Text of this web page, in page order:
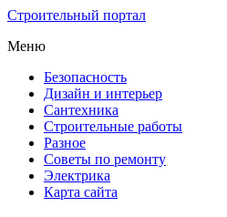
Строительный портал
Меню
Безопасность
Дизайн и интерьер
Сантехника
Строительные работы
Разное
Советы по ремонту
Электрика
Карта сайта